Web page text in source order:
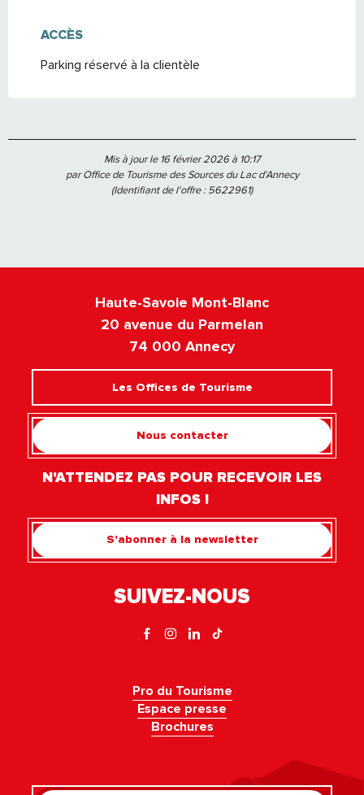
ACCÈS
ACCÈS
Parking réservé à la clientèle
Mis à jour le 16 février 2026 à 10:17
par Office de Tourisme des Sources du Lac d'Annecy
(Identifiant de l'offre :5622961)
Haute-Savoie Mont-Blanc
20 avenue du Parmelan
74 000 Annecy
Les Offices de Tourisme
Nous contacter
N'ATTENDEZ PAS POUR RECEVOIR LES
INFOS !
S'abonner à la newsletter
SUIVEZ-NOUS
Pro du Tourisme
Espace presse
Brochures